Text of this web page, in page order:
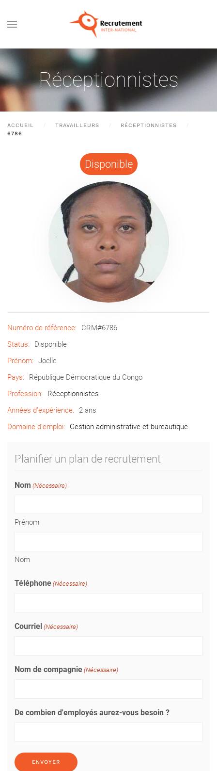
Passer au contenu principal
Réceptionnistes
ACCUEIL TRAVAILLEURS
RÉCEPTIONNISTES
6786
Disponible
Numéro de référence:
CRM#6786
Status:
Disponible
Prénom:
Joelle
Pays:
République Démocratique du Congo
Profession:
Réceptionnistes
Années d’expérience:
2 ans
Domaine d’emploi:
Gestion administrative et bureautique
Planifier un plan de recrutement
Nom (Nécessaire)
Prénom
Nom
Téléphone (Nécessaire)
Courriel (Nécessaire)
Nom de compagnie (Nécessaire)
De combien d'employés aurez-vous besoin ?